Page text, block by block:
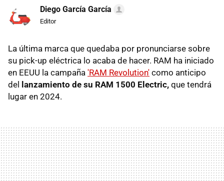
Diego García García
Editor
La última marca que quedaba por pronunciarse sobre
su pick-up eléctrica lo acaba de hacer. RAM ha iniciado
en EEUU la campaña 'RAM Revolution' como anticipo
del
lanzamiento de su RAM 1500 Electric, que tendrá
lugar en 2024.